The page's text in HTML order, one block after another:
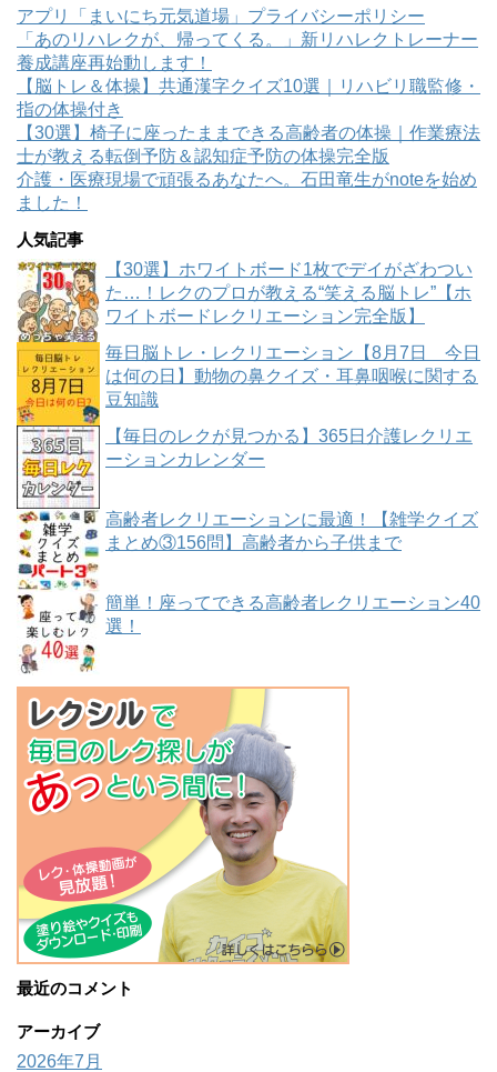
アプリ「まいにち元気道場」プライバシーポリシー
「あのリハレクが、帰ってくる。」新リハレクトレーナー
養成講座再始動します！
【脳トレ＆体操】共通漢字クイズ10選｜リハビリ職監修・
指の体操付き
【30選】椅子に座ったままできる高齢者の体操｜作業療法
士が教える転倒予防＆認知症予防の体操完全版
介護・医療現場で頑張るあなたへ。石田竜生がnoteを始め
ました！
人気記事
【30選】ホワイトボード1枚でデイがざわつい
た…！レクのプロが教える“笑える脳トレ”【ホ
ワイトボードレクリエーション完全版】
毎日脳トレ・レクリエーション【8月7日 今日
は何の日】動物の鼻クイズ・耳鼻咽喉に関する
豆知識
【毎日のレクが見つかる】365日介護レクリエ
ーションカレンダー
高齢者レクリエーションに最適！【雑学クイズ
まとめ③156問】高齢者から子供まで
簡単！座ってできる高齢者レクリエーション40
選！
最近のコメント
アーカイブ
2026年7月